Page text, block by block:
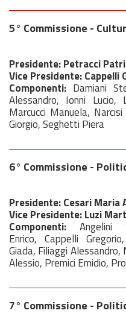
5° Commissione -
Presidente: Petracci
Vice Presidente: Cappelli
Componenti: Damiani
Alessandro, Ionni Lucio,
Marcucci Manuela,
Giorgio, Seghetti Piera
6° Commissione -
Presidente: Cesari
Vice Presidente: Luzi
Componenti: Angelini
Enrico, Cappelli
Giada, Filiaggi Alessandro,
Alessio, Premici Emidio,
7° Commissione -